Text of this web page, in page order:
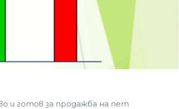
и готов за продажба на пет